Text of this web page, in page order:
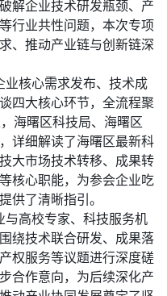
解企业技术研发瓶颈、产
行业共性问题，本次专项
、推动产业链与创新链深
业核心需求发布、技术成
四大核心环节，全流程聚
海曙区科技局、海曙区
详细解读了海曙区最新科
大市场技术转移、成果转
核心职能，为参会企业吃
供了清晰指引。
与高校专家、科技服务机
绕技术联合研发、成果落
权服务等议题进行深度磋
合作意向，为后续深化产